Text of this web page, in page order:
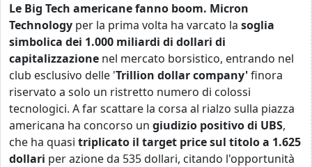
Le Big Tech americane fanno boom. Micron
Technology per la prima volta ha varcato la soglia
simbolica dei 1.000 miliardi di dollari di
capitalizzazione nel mercato borsistico, entrando nel
club esclusivo delle 'Trillion dollar company'finora
riservato a solo un ristretto numero di colossi
tecnologici. A far scattare la corsa al rialzo sulla piazza
americana ha concorso un giudizio positivo di UBS,
che ha quasi triplicato il target price sul titoloa 1.625
dollari per azione da 535 dollari, citando l'opportunità